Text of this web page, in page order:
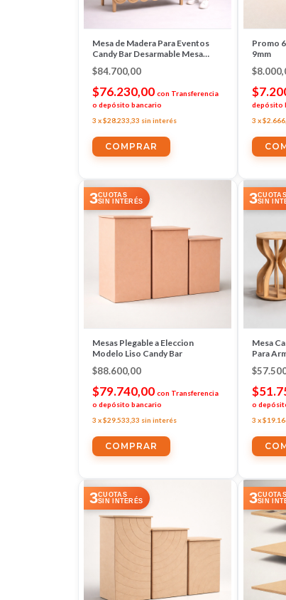
Mesa de Madera Para Eventos
Candy Bar Desarmable Mesa
Arcoiris
$84.700,00
$76.230,00 con Transferencia
o depósito bancario
3 x$28.233,33 sin interés
Promo
9mm
depósito
3 x
3CUOTAS
SIN INTERÉS
Mesas Plegable a Eleccion
Modelo Liso Candy Bar
$88.600,00
$79.740,00 con Transferencia
o depósito bancario
3 x$29.533,33 sin interés
COMPRAR
3CUOTAS
SIN
Mesa
Para
o
3 x
3CUOTAS
SIN INTERÉS
3CUOTAS
SIN